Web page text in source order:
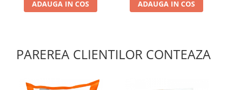
ADAUGA IN COS ADAUGA IN COS
PAREREA CLIENTILOR CONTEAZA